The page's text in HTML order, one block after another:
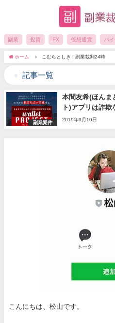
副業 投資 FX 仮想通貨 バ
ホーム こむらとしき | 副業裁判24時
記事一覧
副業案件
本間友希(ほんま
ト)アプリは詐
2019年9月10日
こんにちは、松山です。